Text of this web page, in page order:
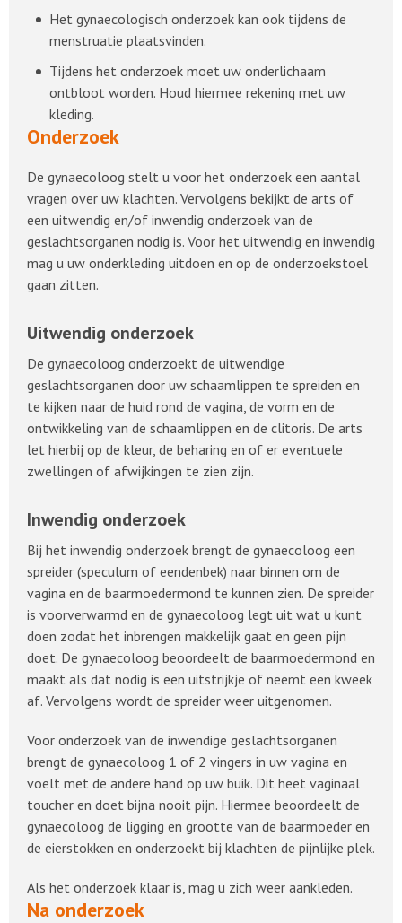
Het gynaecologisch onderzoek kan ook tijdens de
menstruatie plaatsvinden.
Tijdens het onderzoek moet uw onderlichaam
ontbloot worden. Houd hiermee rekening met uw
kleding.
Onderzoek
De gynaecoloog stelt u voor het onderzoek een aantal
vragen over uw klachten. Vervolgens bekijkt de arts of
een uitwendig en/of inwendig onderzoek van de
geslachtsorganen nodig is. Voor het uitwendig en inwendig
mag u uw onderkleding uitdoen en op de onderzoekstoel
gaan zitten.
Uitwendig onderzoek
De gynaecoloog onderzoekt de uitwendige
geslachtsorganen door uw schaamlippen te spreiden en
te kijken naar de huid rond de vagina, de vorm en de
ontwikkeling van de schaamlippen en de clitoris. De arts
let hierbij op de kleur, de beharing en of er eventuele
zwellingen of afwijkingen te zien zijn.
Inwendig onderzoek
Bij het inwendig onderzoek brengt de gynaecoloog een
spreider (speculum of eendenbek) naar binnen om de
vagina en de baarmoedermond te kunnen zien. De spreider
is voorverwarmd en de gynaecoloog legt uit wat u kunt
doen zodat het inbrengen makkelijk gaat en geen pijn
doet. De gynaecoloog beoordeelt de baarmoedermond en
maakt als dat nodig is een uitstrijkje of neemt een kweek
af. Vervolgens wordt de spreider weer uitgenomen.
Voor onderzoek van de inwendige geslachtsorganen
brengt de gynaecoloog 1 of 2 vingers in uw vagina en
voelt met de andere hand op uw buik. Dit heet vaginaal
toucher en doet bijna nooit pijn. Hiermee beoordeelt de
gynaecoloog de ligging en grootte van de baarmoeder en
de eierstokken en onderzoekt bij klachten de pijnlijke plek.
Als het onderzoek klaar is, mag u zich weer aankleden.
Na onderzoek